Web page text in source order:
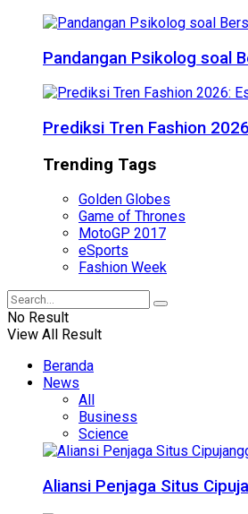
Pandangan Psikolog soal
Prediksi Tren Fashion
Trending Tags
Golden Globes
Game of Thrones
MotoGP 2017
eSports
Fashion Week
No Result
View All Result
Beranda
News
All
Business
Science
Aliansi Penjaga Situs